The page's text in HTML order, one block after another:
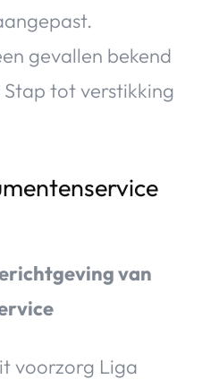
gevallen bekend
tot verstikking
van
voorzorg Liga